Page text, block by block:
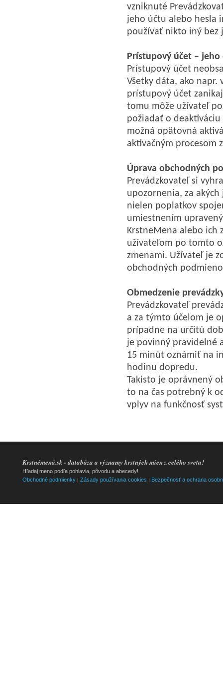
vzniknuté
jeho účtu alebo hesla
používať nikto iný bez
Prístupový účet – jeho
Prístupový účet
Všetky dáta, ako
prístupový účet
tomu môže užívateľ
požiadať o
možná opätovná
aktivačným procesom
Úprava obchodných
Prevádzkovateľ si
upozornenia, za
nielen poplatkov
umiestnením
KrstneMena alebo ich
užívateľom po tomto
zmenami. Užívateľ je
obchodných
Obmedzenie
Prevádzkovateľ
a za týmto účelom je
prípadne na určitú
je povinný pravidelné
15 minút oznámiť na
hodinu dopredu.
Takisto je oprávnený
to na čas potrebný k
vplyv na funkčnosť
Krstnémená.sk - databáza a významy krstných mien z celého sveta!
Hľadaj meno podľa pohlavia, pôvodu a abecedy!
Obchodné podmienky | Zásady používania cookies | Bezpečnosť a ochrana